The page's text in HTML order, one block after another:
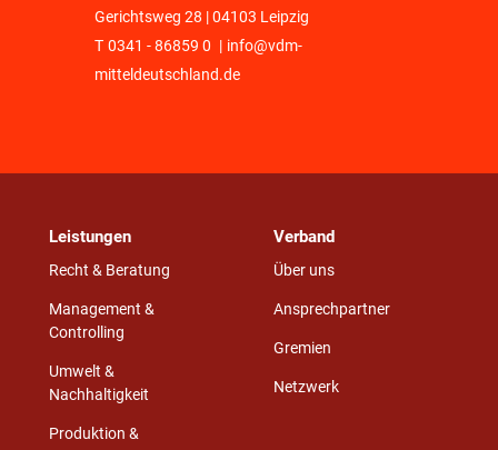
Gerichtsweg 28 | 04103 Leipzig
T 0341 - 86859 0 | info@vdm-
mitteldeutschland.de
Leistungen
Recht & Beratung
Management &
Controlling
Umwelt &
Nachhaltigkeit
Produktion &
Verband
Über uns
Ansprechpartner
Gremien
Netzwerk